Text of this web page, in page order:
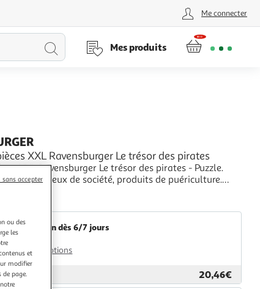
Me connecter
Lancer
Mes produits
XXL Ravensburger Le trésor des pirates
XXL Ravensburger Le trésor des pirates - Puzzle.
de jouets, jeux de société, produits de puériculture.
Livraison dès 6/7 jours
Plus d'options
20,46€
ou des
les
et
modifier
page.
sans accepter